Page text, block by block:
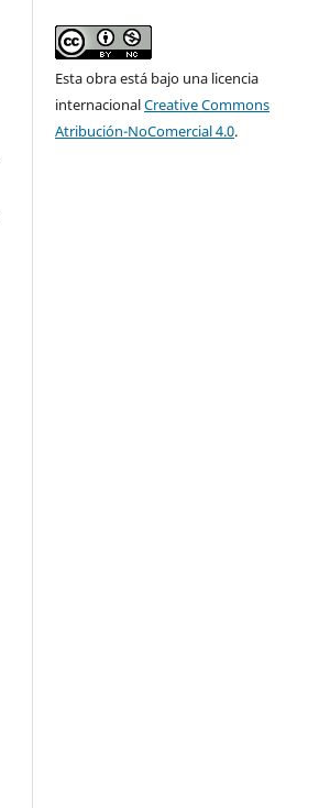
Esta obra está bajo una licencia
internacionalCreative Commons
Atribución-NoComercial 4.0.